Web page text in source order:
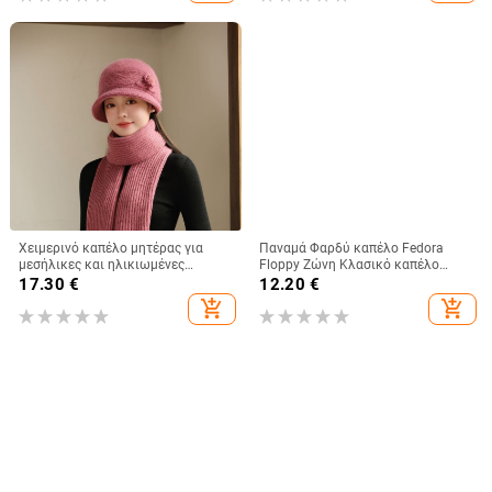
Χειμερινό καπέλο μητέρας για
μεσήλικες και ηλικιωμένες
γυναίκες, πλεκτό από γούνα
κουνελιού, ανθεκτικό στο κρύο,
ζεστό, μάλλινο καπέλο και
17.30 €
add_shopping_cart
Παναμά Φαρδύ καπέλο Fedora
Floppy Ζώνη Κλασικό καπέλο
μάλλινη πόρπη Γυναικεία καπέλα
12.20 €
add_shopping_cart